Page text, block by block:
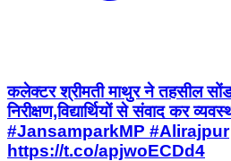
कलेक्टर श्रीमती माथुर ने तहसील
निरीक्षण,विद्यार्थियों से संवाद कर
#JansamparkMP #Alirajpur
https://t.co/apjwoECDd4